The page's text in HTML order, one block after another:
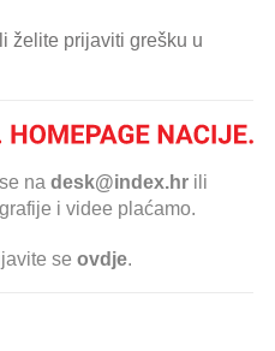
želite prijaviti grešku u
na desk@index.hr ili
i videe plaćamo.
se ovdje.